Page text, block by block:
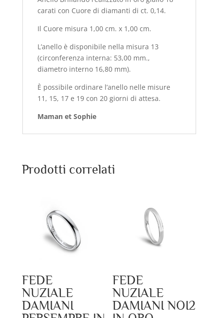
carati con Cuore di diamanti di ct. 0,14.
Il Cuore misura 1,00 cm. x 1,00 cm.
L’anello è disponibile nella misura 13
(circonferenza interna: 53,00 mm.,
diametro interno 16,80 mm).
È possibile ordinare l’anello nelle misure
11, 15, 17 e 19 con 20 giorni di attesa.
Maman et Sophie
Prodotti correlati
FEDE
NUZIALE
DAMIANI
FEDE
NUZIALE
DAMIANI NOI2